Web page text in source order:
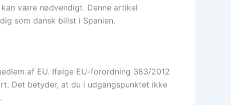
være nødvendigt. Denne artikel
som dansk bilist i Spanien.
af EU. Ifølge EU-forordning 383/2012
Det betyder, at du i udgangspunktet ikke